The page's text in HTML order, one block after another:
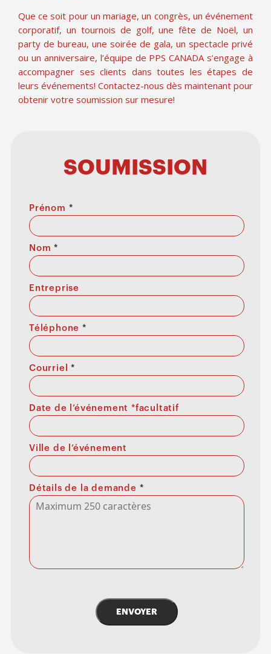
Que ce soit pour un mariage, un congrès, un événement
corporatif, un tournois de golf, une fête de Noël, un
party de bureau, une soirée de gala, un spectacle privé
ou un anniversaire, l’équipe de PPS CANADA s’engage à
accompagner ses clients dans toutes les étapes de
leurs événements! Contactez-nous dès maintenant pour
obtenir votre soumission sur mesure!
SOUMISSION
Prénom *
Nom*
Entreprise
Téléphone*
Courriel*
Date de l’événement *facultatif
Ville de l’événement
Détails de la demande *
ENVOYER